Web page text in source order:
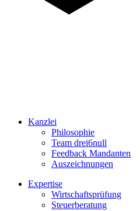
Kanzlei
Philosophie
Team drei6null
Feedback Mandanten
Auszeichnungen
Expertise
Wirtschaftsprüfung
Steuerberatung